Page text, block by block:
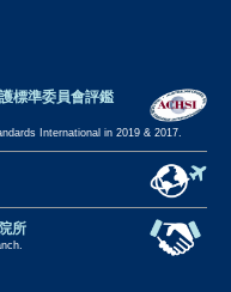
標準委員會評鑑
International in 2019 & 2017.
所